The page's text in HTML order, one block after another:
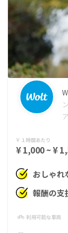
１時間あたり
¥ 1,000 ~ ¥
おしゃれ
報酬の支
利用可能な車両